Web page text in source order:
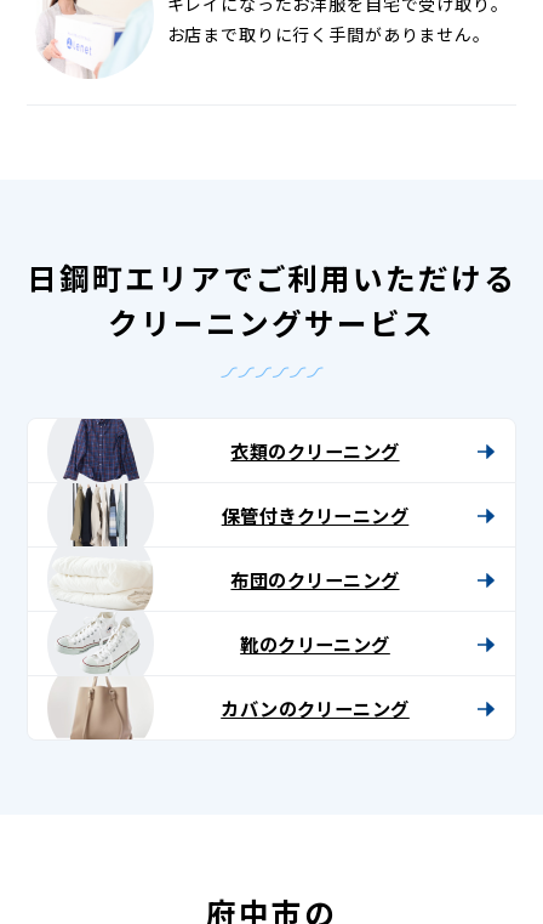
お店まで取りに行く手間がありません。
日鋼町エリアでご利用いただける
クリーニングサービス
衣類のクリーニング
保管付きクリーニング
布団のクリーニング
靴のクリーニング
カバンのクリーニング
府中市の